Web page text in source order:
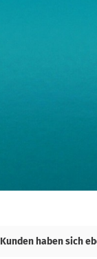
Kunden haben sich